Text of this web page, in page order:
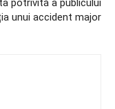
potrivită a publicului
unui accident major